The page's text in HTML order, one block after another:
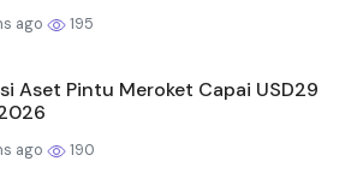
ago 195
Aset Pintu Meroket Capai USD29
ago 190